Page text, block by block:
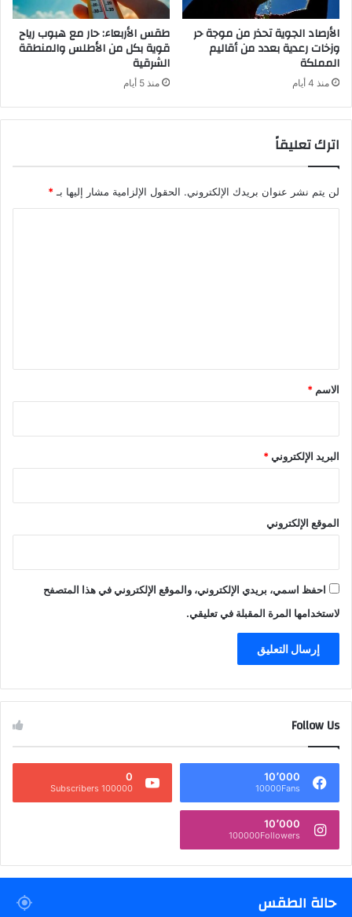
الأرصاد الجوية تحذر من موجة حر
وزخات رعدية بعدد من أقاليم
المملكة
منذ 4 أيام
طقس الأربعاء: حار مع هبوب رياح
قوية بكل من الأطلس والمنطقة
الشرقية
منذ 5 أيام
اترك تعليقاً
لن يتم نشر عنوان بريدك الإلكتروني. الحقول الإلزامية مشار إليها بـ *
*
الاسم *
البريد الإلكتروني*
الموقع الإلكتروني
احفظ اسمي، بريدي الإلكتروني، والموقع الإلكتروني في هذا المتصفح
لاستخدامها المرة المقبلة في تعليقي.
Follow Us
10٬000
10000Fans
0
100000 Subscribers
10٬000
100000Followers
حالة الطقس